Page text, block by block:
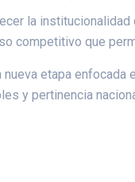
la
competitivo que
nueva etapa
y pertinencia